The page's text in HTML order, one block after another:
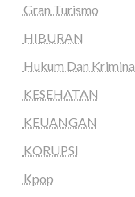
Gran Turismo
HIBURAN
Hukum Dan
KESEHATAN
KEUANGAN
KORUPSI
Kpop